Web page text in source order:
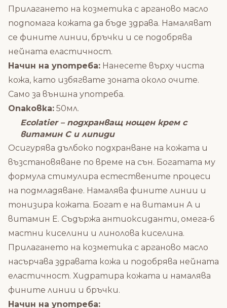
Прилагането на козметика с арганово масло
подпомага кожата да бъде здрава. Намаляват
се фините линии, бръчки и се подобрява
нейната еластичност.
Начин на употреба: Нанесете върху чиста
кожа, като избягвате зоната около очите.
Само за външна употреба.
Опаковка: 50мл.
Ecolatier – подхранващ нощен крем с
витамин С и липиди
Осигурява дълбоко подхранване на кожата и
възстановяване по време на сън. Богатата му
формула стимулира естествените процеси
на подмладяване. Намалява фините линии и
тонизира кожата. Богат е на витамин А и
витамин Е. Съдържа антиоксиданти, омега-6
мастни киселини и линолова киселина.
Прилагането на козметика с арганово масло
насърчава здравата кожа и подобрява нейната
еластичност. Хидратира кожата и намалява
фините линии и бръчки.
Начин на употреба: